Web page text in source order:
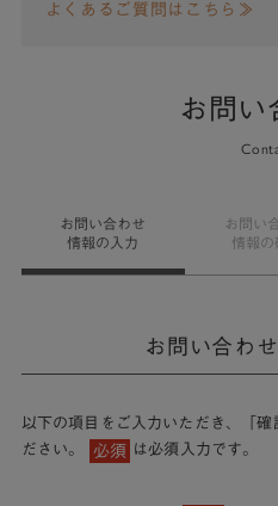
よくあるご質問はこちら≫
お問い
お問い合わせ
情報の入力
お問い
情報の
お問い合わ
以下の項目をご入力いただき、「
ださい。
必須 は必須入力です。